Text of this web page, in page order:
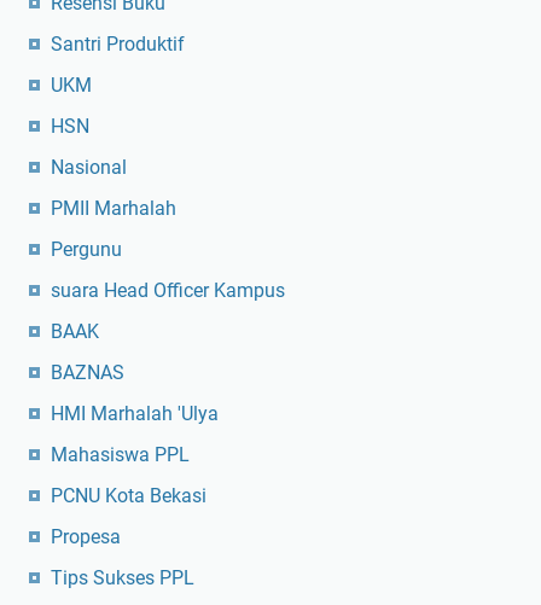
Santri Produktif
UKM
HSN
Nasional
PMII Marhalah
Pergunu
suara Head Officer Kampus
BAAK
BAZNAS
HMI Marhalah 'Ulya
Mahasiswa PPL
PCNU Kota Bekasi
Propesa
Tips Sukses PPL